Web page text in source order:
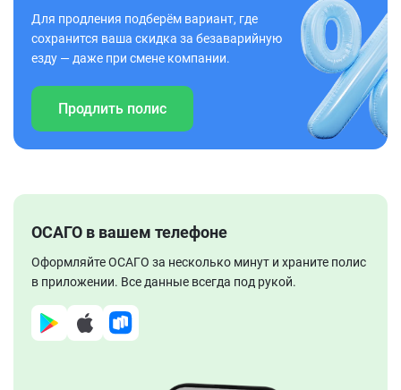
Для продления подберём вариант, где
сохранится ваша скидка за безаварийную
езду — даже при смене компании.
Продлить полис
ОСАГО в вашем телефоне
Оформляйте ОСАГО за несколько минут и храните полис
в приложении. Все данные всегда под рукой.